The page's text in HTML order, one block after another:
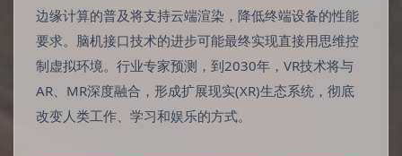
边缘计算的普及将支持云端渲染，降低终端设备的性能
要求。脑机接口技术的进步可能最终实现直接用思维控
制虚拟环境。行业专家预测，到2030年，VR技术将与
AR、MR深度融合，形成扩展现实(XR)生态系统，彻底
改变人类工作、学习和娱乐的方式。